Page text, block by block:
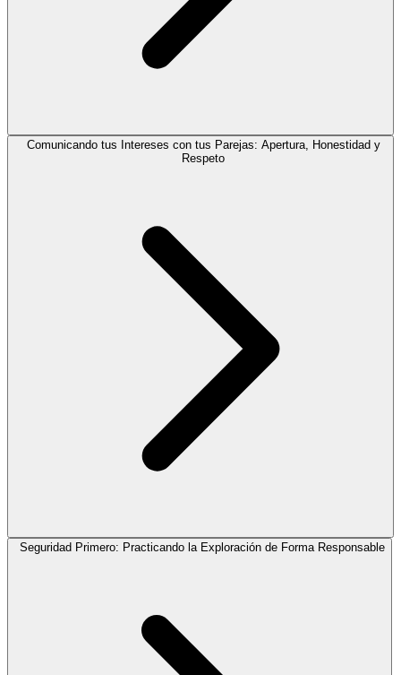
Comunicando tus Intereses con tus Parejas: Apertura, Honestidad y
Respeto
Seguridad Primero: Practicando la Exploración de Forma Responsable